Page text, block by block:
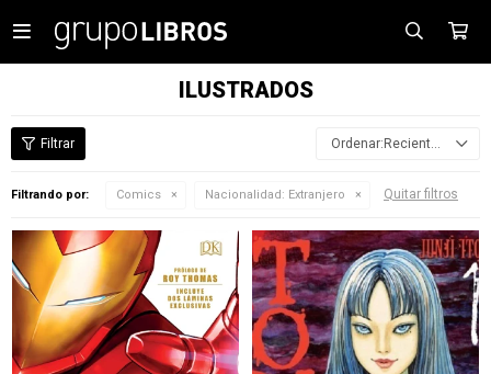

ILUSTRADOS
Recientes
Filtrando por: Comics Nacionalidad: Extranjero Quitar filtros